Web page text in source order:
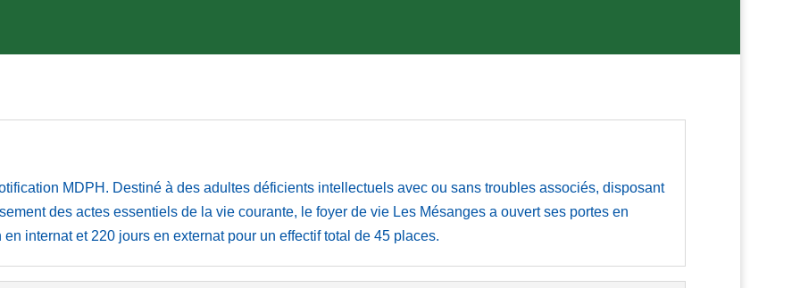
MDPH. Destiné à des adultes déficients intellectuels avec ou sans troubles associés, disposant
des actes essentiels de la vie courante, le foyer de vie Les Mésanges a ouvert ses portes en
internat et 220 jours en externat pour un effectif total de 45 places.